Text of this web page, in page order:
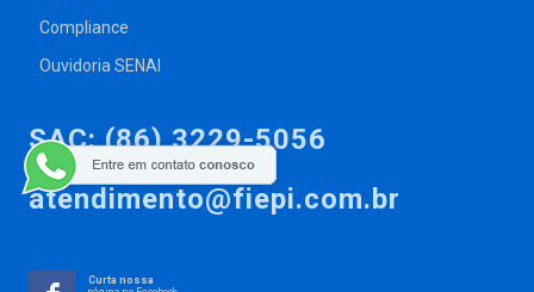
Compliance
Ouvidoria SENAI
SAC: (86) 3229-5056
atendimento@fiepi.com.br
Curta nossa